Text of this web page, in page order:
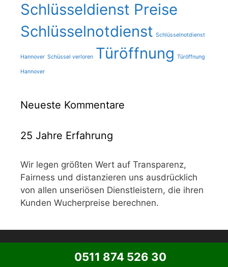
Schlüsseldienst Preise
Schlüsselnotdienst Schlüsselnotdienst
Hannover Schüssel verloren Türöffnung Türöffnung
Hannover
Neueste Kommentare
25 Jahre Erfahrung
Wir legen größten Wert auf Transparenz,
Fairness und distanzieren uns ausdrücklich
von allen unseriösen Dienstleistern, die ihren
Kunden Wucherpreise berechnen.
© 2026 Mobiler Schlüsseldienst - 59,90€ Endpreis• Erstellt
mit GeneratePress
0511 874 526 30